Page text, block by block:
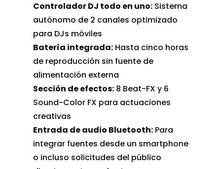
Controlador DJ todo en uno:Sistema
autónomo de 2 canales optimizado
para DJs móviles
Batería integrada:Hasta cinco horas
de reproducción sin fuente de
alimentación externa
Sección de efectos:8 Beat-FX y 6
Sound-Color FX para actuaciones
creativas
Entrada de audio Bluetooth:Para
integrar fuentes desde un smartphone
o incluso solicitudes del público